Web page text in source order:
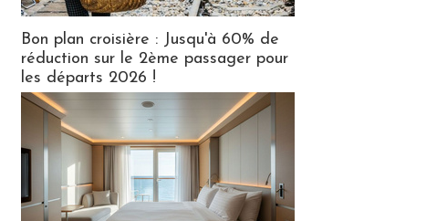
Bon plan croisière : Jusqu'à 60% de
réduction sur le 2ème passager pour
les départs 2026 !